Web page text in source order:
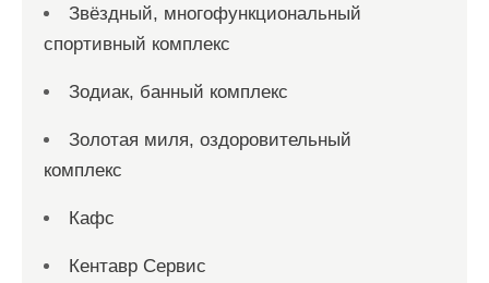
Звёздный, многофункциональный
спортивный комплекс
Зодиак, банный комплекс
Золотая миля, оздоровительный
комплекс
Кафс
Кентавр Сервис